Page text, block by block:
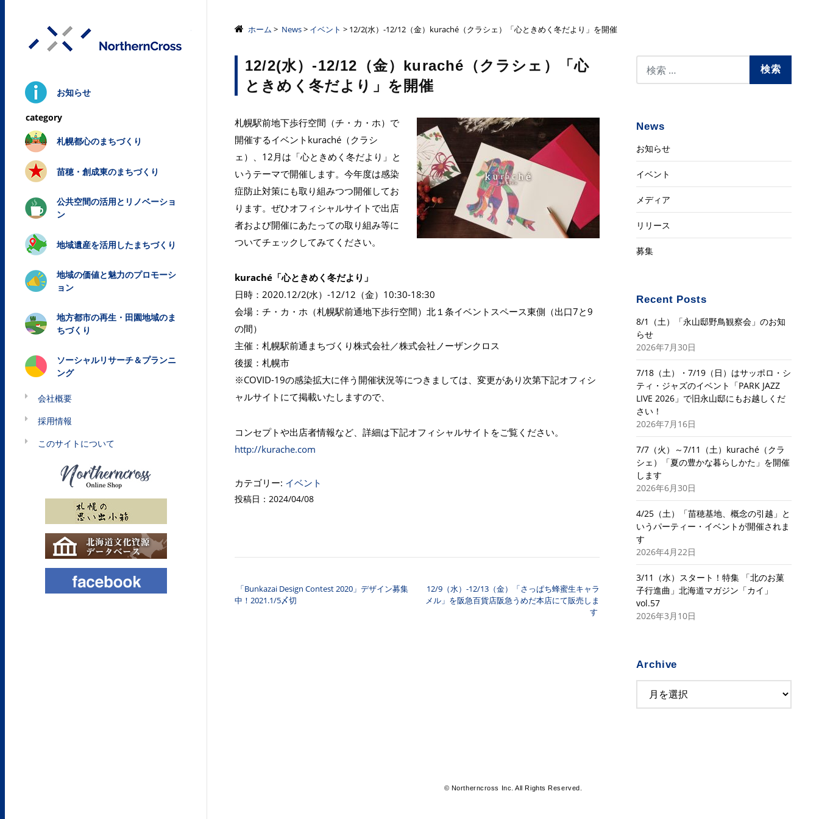
株式会社ノーザンクロス
お知らせ
札幌都心のまちづくり
苗穂・創成東のまちづくり
公共空間の活用とリノベーショ
ン
地域遺産を活用したまちづくり
地域の価値と魅力のプロモーシ
ョン
地方都市の再生・田園地域のま
ちづくり
ソーシャルリサーチ＆プランニ
ング
会社概要
採用情報
このサイトについて
ホーム > News> イベント > 12/2(水）-12/12（金）kuraché（クラシェ）「心ときめく冬だより」を開催
12/2(水）-12/12（金）kuraché（クラシェ）「心
ときめく冬だより」を開催
札幌駅前地下歩行空間（チ・カ・ホ）で
開催するイベントkuraché（クラシ
ェ）、12月は「心ときめく冬だより」と
いうテーマで開催します。今年度は感染
症防止対策にも取り組みつつ開催してお
ります。ぜひオフィシャルサイトで出店
者および開催にあたっての取り組み等に
ついてチェックしてみてください。
kuraché「心ときめく冬だより」
日時：2020.12/2(水）-12/12（金）10:30-18:30
会場：チ・カ・ホ（札幌駅前通地下歩行空間）北１条イベントスペース東側（出口7と9
の間）
主催：札幌駅前通まちづくり株式会社／株式会社ノーザンクロス
後援：札幌市
※COVID-19の感染拡大に伴う開催状況等につきましては、変更があり次第下記オフィシ
ャルサイトにて掲載いたしますので、
コンセプトや出店者情報など、詳細は下記オフィシャルサイトをご覧ください。
http://kurache.com
カテゴリー: イベント
投稿日：2024/04/08
投稿ナビゲーション
「Bunkazai Design Contest 2020」デザイン募集
中！2021.1/5〆切
12/9（水）-12/13（金）「さっぱち蜂蜜生キャラ
メル」を阪急百貨店阪急うめだ本店にて販売しま
す
News
お知らせ
イベント
メディア
リリース
募集
Recent Posts
8/1（土）「永山邸野鳥観察会」のお知
らせ
2026年7月30日
7/18（土）・7/19（日）はサッポロ・シ
ティ・ジャズのイベント「PARK JAZZ
LIVE 2026」で旧永山邸にもお越しくだ
さい！
2026年7月16日
7/7（火）～7/11（土）kuraché（クラ
シェ）「夏の豊かな暮らしかた」を開催
します
2026年6月30日
4/25（土）「苗穂基地、概念の引越」と
いうパーティー・イベントが開催されま
す
2026年4月22日
3/11（水）スタート！特集 「北のお菓
子行進曲」北海道マガジン「カイ」
vol.57
2026年3月10日
Archive
© Northerncross Inc. All Rights Reserved.